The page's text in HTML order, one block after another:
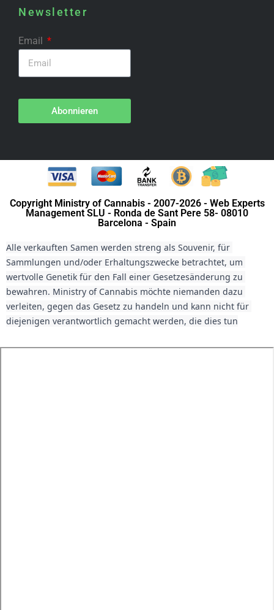
Newsletter
Email
Abonnieren
Copyright Ministry of Cannabis - 2007-2026 - Web Experts
Management SLU - Ronda de Sant Pere 58- 08010
Barcelona - Spain
Alle verkauften Samen werden streng als Souvenir, für
Sammlungen und/oder Erhaltungszwecke betrachtet, um
wertvolle Genetik für den Fall einer Gesetzesänderung zu
bewahren. Ministry of Cannabis möchte niemanden dazu
verleiten, gegen das Gesetz zu handeln und kann nicht für
diejenigen verantwortlich gemacht werden, die dies tun